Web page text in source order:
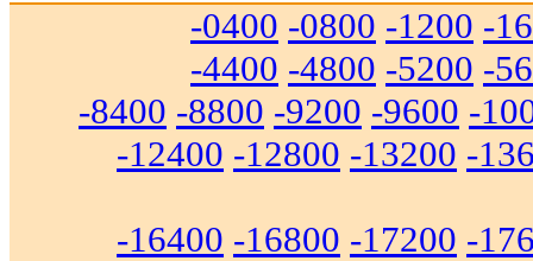
-0400 -0800 -1200 -
-4400 -4800 -5200 -
-8400 -8800 -9200 -9600 -
-12400 -12800 -13200 -
-16400 -16800 -17200 -